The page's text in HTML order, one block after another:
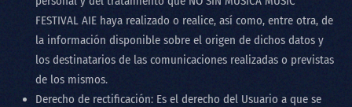
FESTIVAL AIE haya realizado o realice, así como, entre otra, de
la información disponible sobre el origen de dichos datos y
los destinatarios de las comunicaciones realizadas o previstas
de los mismos.
Derecho de rectificación: Es el derecho del Usuario a que se